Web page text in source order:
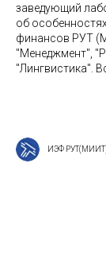
заведующий
об
финансов РУТ
"Менеджмент",
"Лингвистика".
ИЭФ